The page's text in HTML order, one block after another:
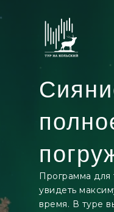
Программа для
увидеть
время. В туре